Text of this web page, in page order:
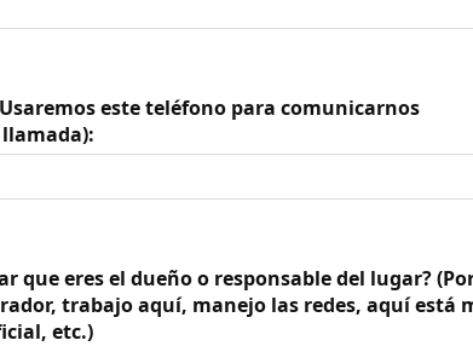
este teléfono para comunicarnos
que eres el dueño o responsable del lugar?
trabajo aquí, manejo las redes, aquí está
etc.)